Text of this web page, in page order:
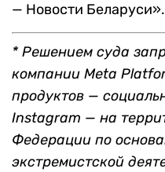
— Новости Беларуси».
* Решением суда
компании Meta
продуктов —
Instagram — на
Федерации по
экстремистской